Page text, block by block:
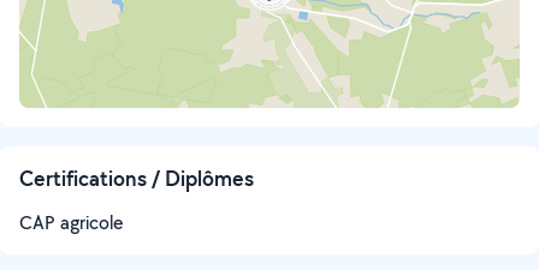
Certifications / Diplômes
CAP agricole